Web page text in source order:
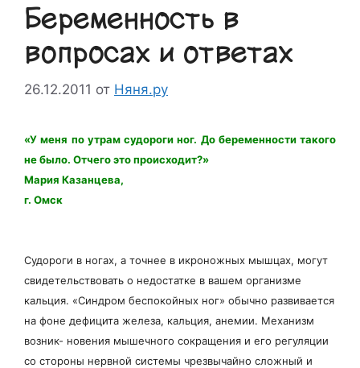
Беременность в
вопросах и ответах
26.12.2011 от Няня.ру
«У меня по утрам судороги ног. До беременности такого
не было. Отчего это происходит?»
Мария Казанцева,
г. Омск
Судороги в ногах, а точнее в икроножных мышцах, могут
свидетельствовать о недостатке в вашем организме
кальция. «Синдром беспокойных ног» обычно развивается
на фоне дефицита железа, кальция, анемии. Механизм
возник- новения мышечного сокращения и его регуляции
со стороны нервной системы чрезвычайно сложный и